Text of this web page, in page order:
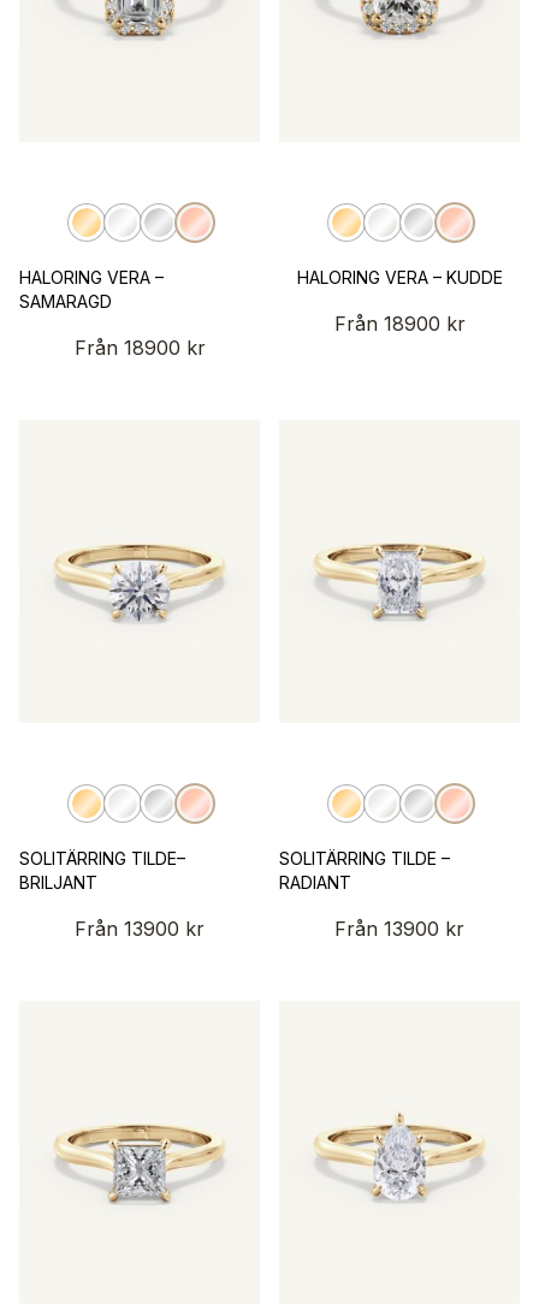
HALORING VERA –
SAMARAGD
Från 18900 kr
HALORING VERA – KUDDE
Från 18900 kr
SOLITÄRRING TILDE–
BRILJANT
Från 13900 kr
SOLITÄRRING TILDE –
RADIANT
Från 13900 kr